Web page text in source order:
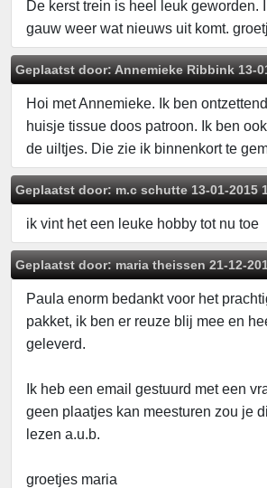
De kerst trein is heel leuk geworden.
gauw weer wat nieuws uit komt.
Geplaatst door:Annemieke Ribbink13-
Hoi met Annemieke. Ik ben
huisje tissue doos patroon. Ik ben
de uiltjes. Die zie ik binnenkort te
Geplaatst door:m.c schutte 13-01-2015
ik vint het een leuke hobby tot nu toe
Geplaatst door:maria theissen 21-12-
Paula enorm bedankt voor het
pakket, ik ben er reuze blij mee en
geleverd.
Ik heb een email gestuurd met een
geen plaatjes kan meesturen zou je
lezen a.u.b.
groetjes maria